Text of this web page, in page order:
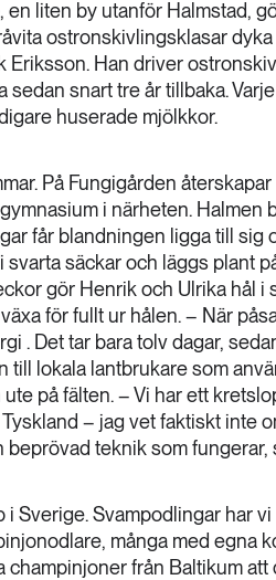
liten by utanför Halmstad,
ostronskivlingsklasar
Eriksson. Han driver
snart tre år tillbaka.
huserade mjölkkor.
På Fungigården
i närheten. Halmen
får blandningen ligga till sig
säckar och läggs plant
gör Henrik och Ulrika hål i
för fullt ur hålen. – När
. Det tar bara tolv dagar,
till lokala lantbrukare som
på fälten. – Vi har ett
– jag vet faktiskt inte
beprövad teknik som
Sverige. Svampodlingar har
många med egna
champinjoner från Baltikum